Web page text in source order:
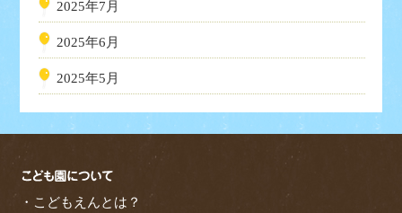
2025年7月
2025年6月
2025年5月
・こどもえんとは？